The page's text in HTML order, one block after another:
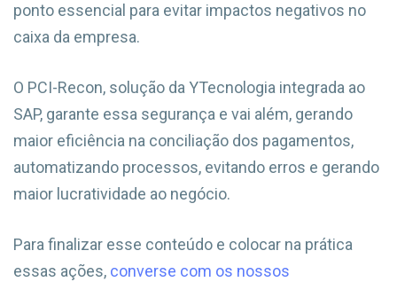
ponto essencial para evitar impactos negativos no
caixa da empresa.
O PCI-Recon, solução da YTecnologia integrada ao
SAP, garante essa segurança e vai além, gerando
maior eficiência na conciliação dos pagamentos,
automatizando processos, evitando erros e gerando
maior lucratividade ao negócio.
Para finalizar esse conteúdo e colocar na prática
essas ações, converse com os nossos